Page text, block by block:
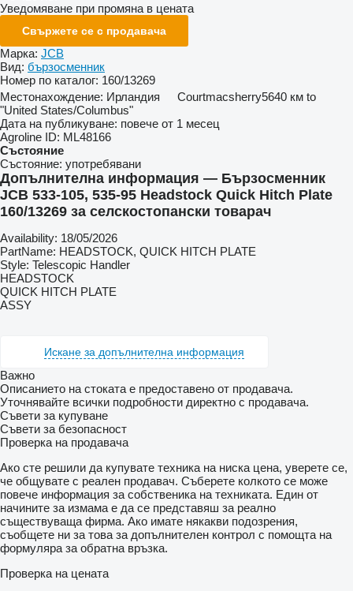
Уведомяване при промяна в цената
Свържете се с продавача
Марка: JCB
Вид: бързосменник
Номер по каталог: 160/13269
Местонахождение: Ирландия Courtmacsherry5640 км to
"United States/Columbus"
Дата на публикуване: повече от 1 месец
Agroline ID: ML48166
Състояние
Състояние: употребявани
Допълнителна информация — Бързосменник
JCB 533-105, 535-95 Headstock Quick Hitch Plate
160/13269 за селскостопански товарач
Availability: 18/05/2026
PartName: HEADSTOCK, QUICK HITCH PLATE
Style: Telescopic Handler
HEADSTOCK
QUICK HITCH PLATE
ASSY
Искане за допълнителна информация
Важно
Описанието на стоката е предоставено от продавача.
Уточнявайте всички подробности директно с продавача.
Съвети за купуване
Съвети за безопасност
Проверка на продавача
Ако сте решили да купувате техника на ниска цена, уверете се,
че общувате с реален продавач. Съберете колкото се може
повече информация за собственика на техниката. Един от
начините за измама е да се представяш за реално
съществуваща фирма. Ако имате някакви подозрения,
съобщете ни за това за допълнителен контрол с помощта на
формуляра за обратна връзка.
Проверка на цената